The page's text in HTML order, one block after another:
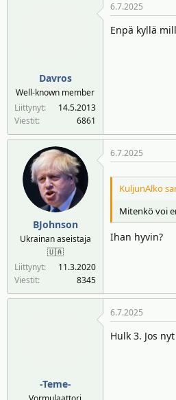
Davros
Well-known member
Liittynyt
14.5.2013
Viestit
6861
6.7.2025
Enpä kyllä
BJohnson
Ukrainan aseistaja
🇺🇦
Liittynyt
11.3.2020
Viestit
8345
6.7.2025
KuljunAlko
Mitenkö voi
Ihan hyvin?
-Teme-
6.7.2025
Hulk 3. Jos